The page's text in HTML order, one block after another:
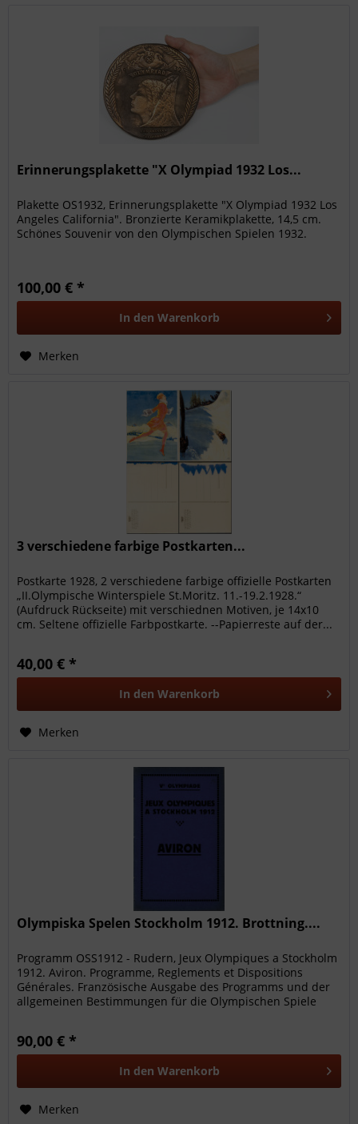
Erinnerungsplakette "X Olympiad 1932 Los...
Plakette OS1932, Erinnerungsplakette "X Olympiad 1932 Los
Angeles California". Bronzierte Keramikplakette, 14,5 cm.
Schönes Souvenir von den Olympischen Spielen 1932.
100,00 € *
In den Warenkorb
Merken
3 verschiedene farbige Postkarten...
Postkarte 1928, 2 verschiedene farbige offizielle Postkarten
„II.Olympische Winterspiele St.Moritz. 11.-19.2.1928.“
(Aufdruck Rückseite) mit verschiednen Motiven, je 14x10
cm. Seltene offizielle Farbpostkarte. --Papierreste auf der...
40,00 € *
In den Warenkorb
Merken
Olympiska Spelen Stockholm 1912. Brottning....
Programm OSS1912 - Rudern, Jeux Olympiques a Stockholm
1912. Aviron. Programme, Reglements et Dispositions
Générales. Französische Ausgabe des Programms und der
allgemeinen Bestimmungen für die Olympischen Spiele
90,00 € *
In den Warenkorb
Merken